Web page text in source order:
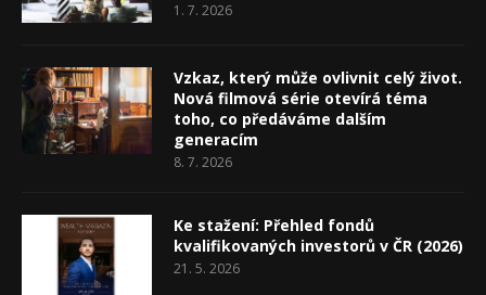
1. 7. 2026
Vzkaz, který může ovlivnit celý život.
Nová filmová série otevírá téma
toho, co předáváme dalším
generacím
8. 7. 2026
Ke stažení: Přehled fondů
kvalifikovaných investorů v ČR (2026)
21. 5. 2026